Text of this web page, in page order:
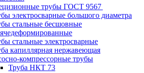
трубы ГОСТ 9567
электросварные большого диаметра
стальные бесшовные
стальные электросварные
капиллярная нержавеющая
компрессорные трубы
Труба НКТ 73